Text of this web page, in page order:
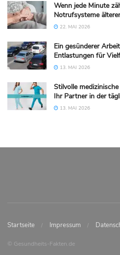
Wenn jede Minute
Notrufsysteme
22. MAI 2026
Ein gesünderer
Entlastungen für
13. MAI 2026
Stilvolle
Ihr Partner in der
13. MAI 2026
Startseite Impressum
© Gesundheits-Fakten.de